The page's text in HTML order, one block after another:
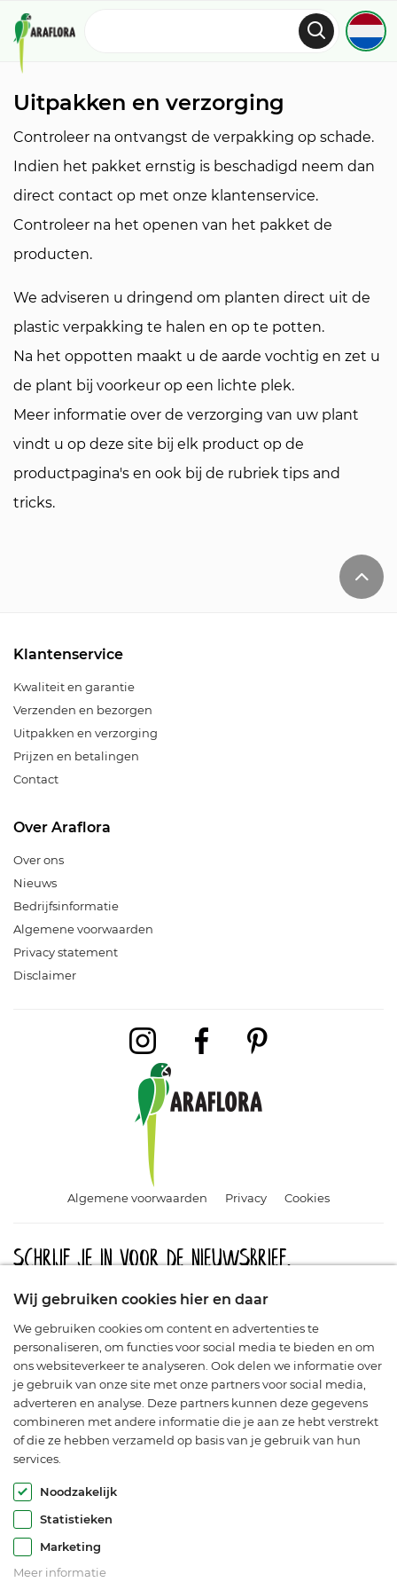
Uitpakken en verzorging
Controleer na ontvangst de verpakking op schade.
Indien het pakket ernstig is beschadigd neem dan
direct contact op met onze klantenservice.
Controleer na het openen van het pakket de
producten.
We adviseren u dringend om planten direct uit de
plastic verpakking te halen en op te potten.
Na het oppotten maakt u de aarde vochtig en zet u
de plant bij voorkeur op een lichte plek.
Meer informatie over de verzorging van uw plant
vindt u op deze site bij elk product op de
productpagina's en ook bij de rubriek tips and
tricks.
Klantenservice
Kwaliteit en garantie
Verzenden en bezorgen
Uitpakken en verzorging
Prijzen en betalingen
Contact
Over Araflora
Over ons
Nieuws
Bedrijfsinformatie
Algemene voorwaarden
Privacy statement
Disclaimer
Algemene voorwaarden Privacy Cookies
Schrijf je in voor de nieuwsbrief.
Meld u aan en blijf op de hoogte van aanbiedingen, promoties
Wij gebruiken cookies hier en daar
We gebruiken cookies om content en advertenties te
personaliseren, om functies voor social media te bieden en om
ons websiteverkeer te analyseren. Ook delen we informatie over
je gebruik van onze site met onze partners voor social media,
adverteren en analyse. Deze partners kunnen deze gegevens
combineren met andere informatie die je aan ze hebt verstrekt
of die ze hebben verzameld op basis van je gebruik van hun
services.
Noodzakelijk
Statistieken
Marketing
Meer informatie